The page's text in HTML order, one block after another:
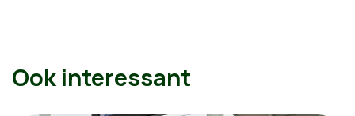
Ook interessant